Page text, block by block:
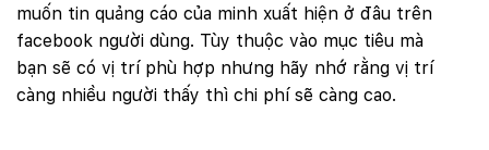
muốn tin quảng cáo của minh xuất hiện ở đâu trên
facebook người dùng. Tùy thuộc vào mục tiêu mà
bạn sẽ có vị trí phù hợp nhưng hãy nhớ rằng vị trí
càng nhiều người thấy thì chi phí sẽ càng cao.